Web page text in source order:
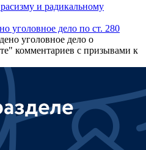
и радикальному
уголовное дело по ст. 280
уголовное дело о
комментариев с призывами к